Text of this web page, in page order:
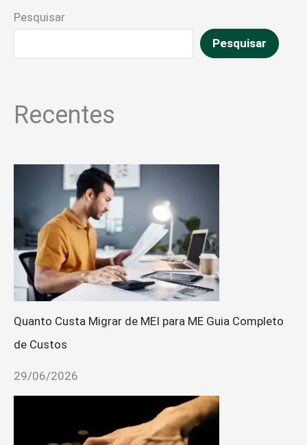
Pesquisar
Pesquisar
Recentes
Quanto Custa Migrar de MEI para ME Guia Completo
de Custos
29/06/2026